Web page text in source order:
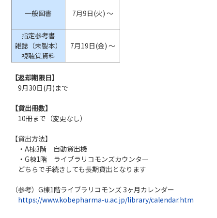
一般図書 7月9日(火) ～
指定参考書
雑誌（未製本）
視聴覚資料
7月19日(金) ～
【返却期限日】
9月30日(月)まで
【貸出冊数】
10冊まで（変更なし）
【貸出方法】
・A棟3階 自動貸出機
・G棟1階 ライブラリコモンズカウンター
どちらで手続きしても長期貸出となります
（参考）G棟1階ライブラリコモンズ 3ヶ月カレンダー
https://www.kobepharma-u.ac.jp/library/calendar.htm